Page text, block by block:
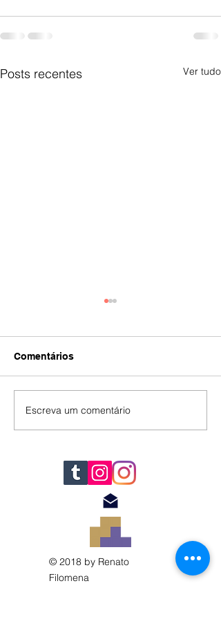
Posts recentes Ver tudo
IA
Comentários
Escreva um comentário
© 2018 by Renato
Filomena